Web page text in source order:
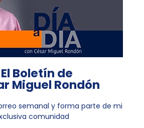
El Boletín de
Miguel Rondón
semanal y forma parte de mi
comunidad